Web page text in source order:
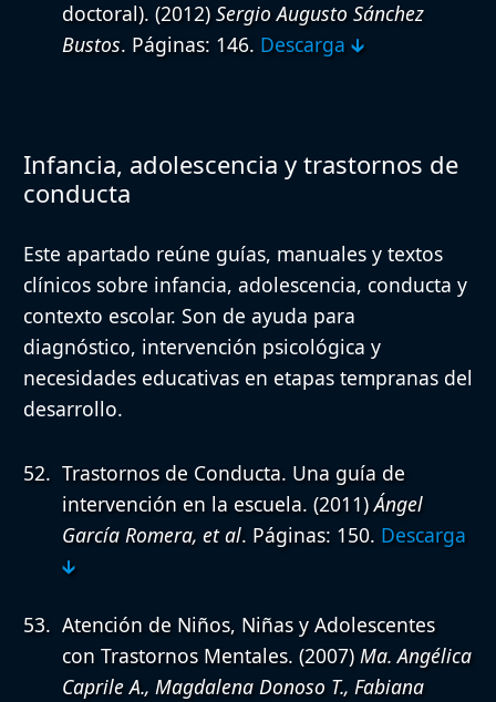
doctoral). (2012) Sergio Augusto Sánchez
Bustos. Páginas: 146. Descarga 🡳
Infancia, adolescencia y trastornos de
conducta
Este apartado reúne guías, manuales y textos
clínicos sobre infancia, adolescencia, conducta y
contexto escolar. Son de ayuda para
diagnóstico, intervención psicológica y
necesidades educativas en etapas tempranas del
desarrollo.
Trastornos de Conducta. Una guía de
intervención en la escuela. (2011)Ángel
García Romera, et al. Páginas: 150. Descarga
🡳
Atención de Niños, Niñas y Adolescentes
con Trastornos Mentales. (2007) Ma. Angélica
Caprile A., Magdalena Donoso T., Fabiana